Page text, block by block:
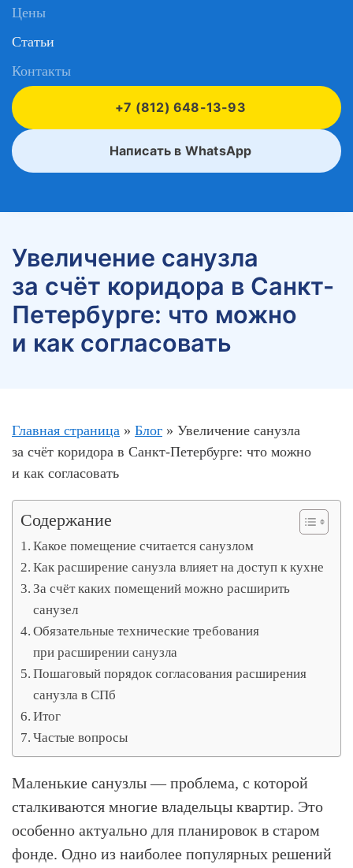
Цены
Статьи
Контакты
+7 (812) 648-13-93
Написать в WhatsApp
Увеличение санузла
за счёт коридора в Санкт-
Петербурге: что можно
и как согласовать
Главная страница » Блог » Увеличение санузла
за счёт коридора в Санкт-Петербурге: что можно
и как согласовать
Содержание
Какое помещение считается санузлом
Как расширение санузла влияет на доступ к кухне
За счёт каких помещений можно расширить
санузел
Обязательные технические требования
при расширении санузла
Пошаговый порядок согласования расширения
санузла в СПб
Итог
Частые вопросы
Маленькие санузлы — проблема, с которой
сталкиваются многие владельцы квартир. Это
особенно актуально для планировок в старом
фонде. Одно из наиболее популярных решений